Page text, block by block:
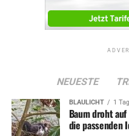
NEUESTE
BLAULICHT 1
Baum droht
die passenden